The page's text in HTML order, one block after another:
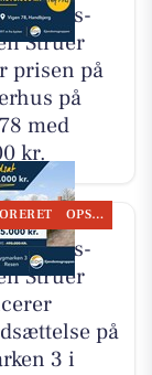
Struer
prisen på
på
med
kr.
OPSLAGSTAVLEN
Struer
på
3 i